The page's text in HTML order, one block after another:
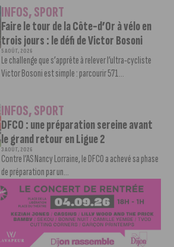
INFOS,SPORT
Faire le tour de la Côte-d’Or à vélo en
trois jours : le défi de Victor Bosoni
5 AOÛT, 2026
Le challenge que s’apprête à relever l’ultra-cycliste
Victor Bosoni est simple : parcourir 571...
INFOS,SPORT
DFCO : une préparation sereine avant
le grand retour en Ligue 2
3 AOÛT, 2026
Contre l’AS Nancy Lorraine, le DFCO a achevé sa phase
de préparation par un...